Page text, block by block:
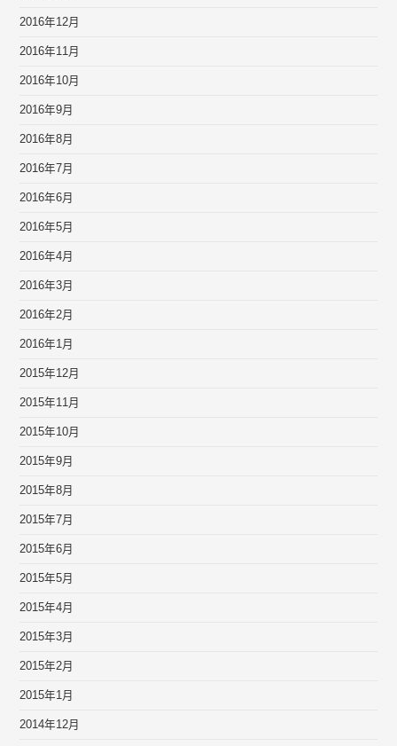
2016年12月
2016年11月
2016年10月
2016年9月
2016年8月
2016年7月
2016年6月
2016年5月
2016年4月
2016年3月
2016年2月
2016年1月
2015年12月
2015年11月
2015年10月
2015年9月
2015年8月
2015年7月
2015年6月
2015年5月
2015年4月
2015年3月
2015年2月
2015年1月
2014年12月